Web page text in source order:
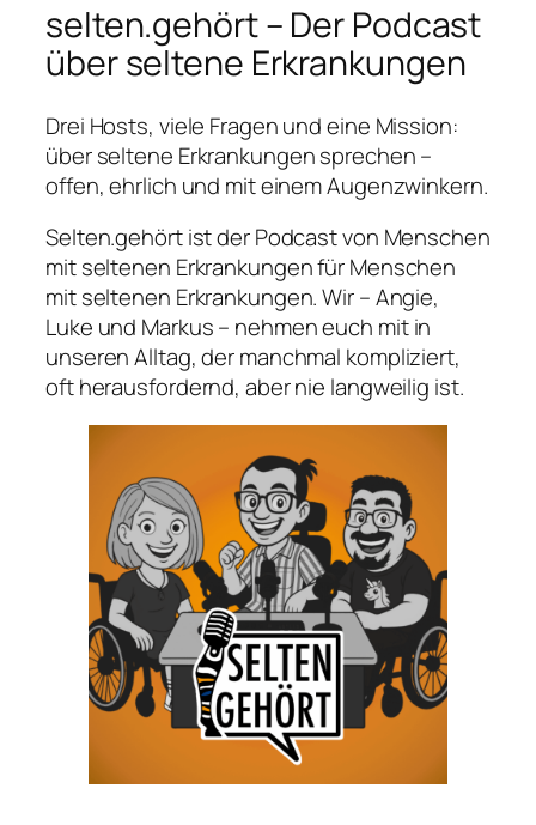
selten.gehört – Der Podcast
über seltene Erkrankungen
Drei Hosts, viele Fragen und eine Mission:
über seltene Erkrankungen sprechen –
offen, ehrlich und mit einem Augenzwinkern.
Selten.gehört ist der Podcast von Menschen
mit seltenen Erkrankungen für Menschen
mit seltenen Erkrankungen. Wir – Angie,
Luke und Markus – nehmen euch mit in
unseren Alltag, der manchmal kompliziert,
oft herausfordernd, aber nie langweilig ist.